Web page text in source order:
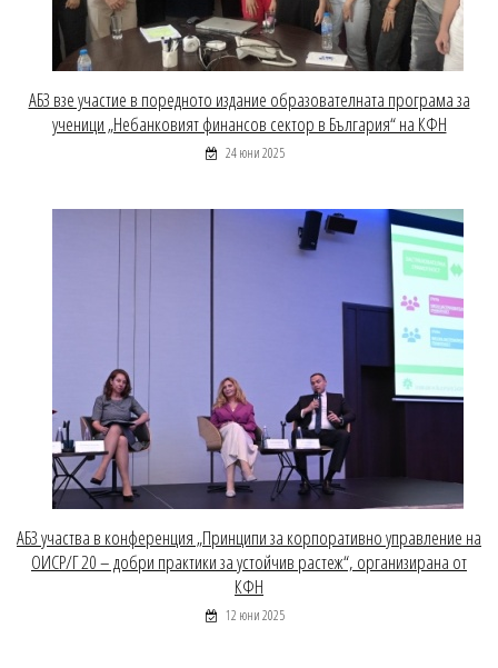
АБЗ взе участие в поредното издание образователната програма за
ученици „Небанковият финансов сектор в България“ на КФН
24 юни 2025
АБЗ участва в конференция „Принципи за корпоративно управление на
ОИСР/Г 20 – добри практики за устойчив растеж“, организирана от
КФН
12 юни 2025